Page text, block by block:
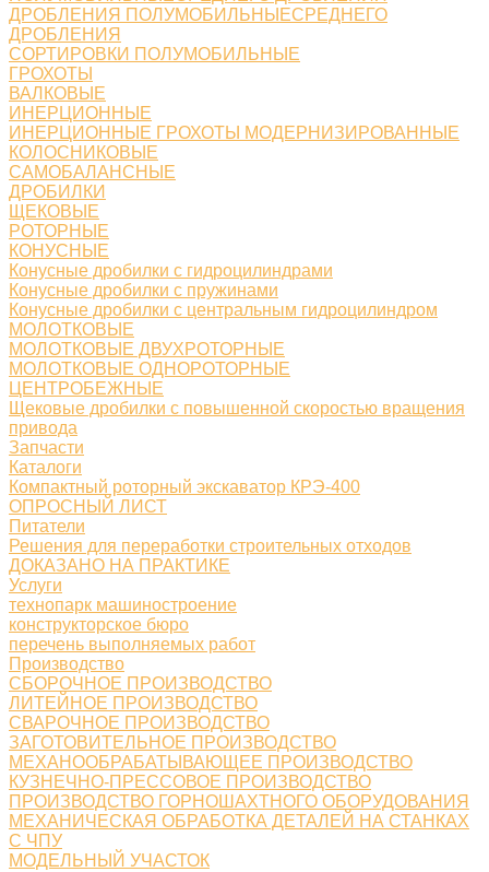
ДРОБЛЕНИЯ ПОЛУМОБИЛЬНЫЕСРЕДНЕГО
ДРОБЛЕНИЯ
СОРТИРОВКИ ПОЛУМОБИЛЬНЫЕ
ГРОХОТЫ
ВАЛКОВЫЕ
ИНЕРЦИОННЫЕ
ИНЕРЦИОННЫЕ ГРОХОТЫ МОДЕРНИЗИРОВАННЫЕ
КОЛОСНИКОВЫЕ
САМОБАЛАНСНЫЕ
ДРОБИЛКИ
ЩЕКОВЫЕ
РОТОРНЫЕ
КОНУСНЫЕ
Конусные дробилки с гидроцилиндрами
Конусные дробилки с пружинами
Конусные дробилки с центральным гидроцилиндром
МОЛОТКОВЫЕ
МОЛОТКОВЫЕ ДВУХРОТОРНЫЕ
МОЛОТКОВЫЕ ОДНОРОТОРНЫЕ
ЦЕНТРОБЕЖНЫЕ
Щековые дробилки с повышенной скоростью вращения
привода
Запчасти
Каталоги
Компактный роторный экскаватор КРЭ-400
ОПРОСНЫЙ ЛИСТ
Питатели
Решения для переработки строительных отходов
ДОКАЗАНО НА ПРАКТИКЕ
Услуги
технопарк машиностроение
конструкторское бюро
перечень выполняемых работ
Производство
СБОРОЧНОЕ ПРОИЗВОДСТВО
ЛИТЕЙНОЕ ПРОИЗВОДСТВО
СВАРОЧНОЕ ПРОИЗВОДСТВО
ЗАГОТОВИТЕЛЬНОЕ ПРОИЗВОДСТВО
МЕХАНООБРАБАТЫВАЮЩЕЕ ПРОИЗВОДСТВО
КУЗНЕЧНО-ПРЕССОВОЕ ПРОИЗВОДСТВО
ПРОИЗВОДСТВО ГОРНОШАХТНОГО ОБОРУДОВАНИЯ
МЕХАНИЧЕСКАЯ ОБРАБОТКА ДЕТАЛЕЙ НА СТАНКАХ
С ЧПУ
МОДЕЛЬНЫЙ УЧАСТОК